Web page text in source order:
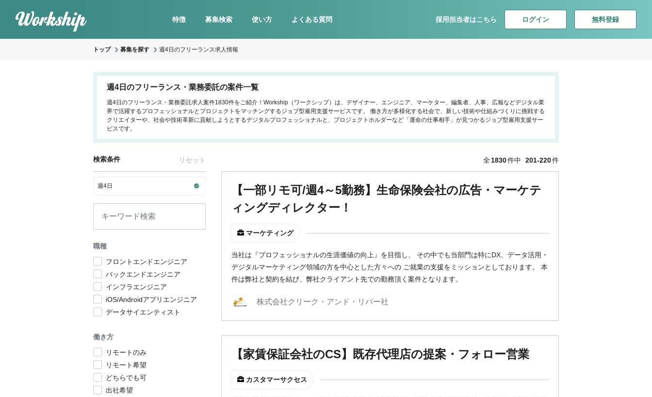
特徴 募集検索 使い方 よくある質問 採用担当者はこちら ログイン 無料登録
トップ 募集を探す 週4日のフリーランス求人情報
週4日のフリーランス・業務委託の案件一覧
週4日のフリーランス・業務委託求人案件1830件をご紹介！Workship（ワークシップ）は、デザイナー、エンジニア、マーケター、編集者、人事、広報などデジタル業
界で活躍するプロフェッショナルとプロジェクトをマッチングするジョブ型雇用支援サービスです。 働き方が多様化する社会で、新しい技術や仕組みづくりに挑戦する
クリエイターや、社会や技術革新に貢献しようとするデジタルプロフェッショナルと、プロジェクトホルダーなど「運命の仕事相手」が見つかるジョブ型雇用支援サー
ビスです。
検索条件 リセット
週4日
職種
フロントエンドエンジニア
バックエンドエンジニア
インフラエンジニア
iOS/Androidアプリエンジニア
データサイエンティスト
働き方
リモートのみ
リモート希望
どちらでも可
出社希望
全1830件中 201-220件
【一部リモ可/週4～5勤務】生命保険会社の広告・マーケテ
ィングディレクター！
マーケティング
当社は『プロフェッショナルの生涯価値の向上』を目指し、 その中でも当部門は特にDX、データ活用・
デジタルマーケティング領域の方を中心とした方々への ご就業の支援をミッションとしております。 本
件は弊社と契約を結び、弊社クライアント先での勤務頂く案件となります。
株式会社クリーク・アンド・リバー社
【家賃保証会社のCS】既存代理店の提案・フォロー営業
カスタマーサクセス